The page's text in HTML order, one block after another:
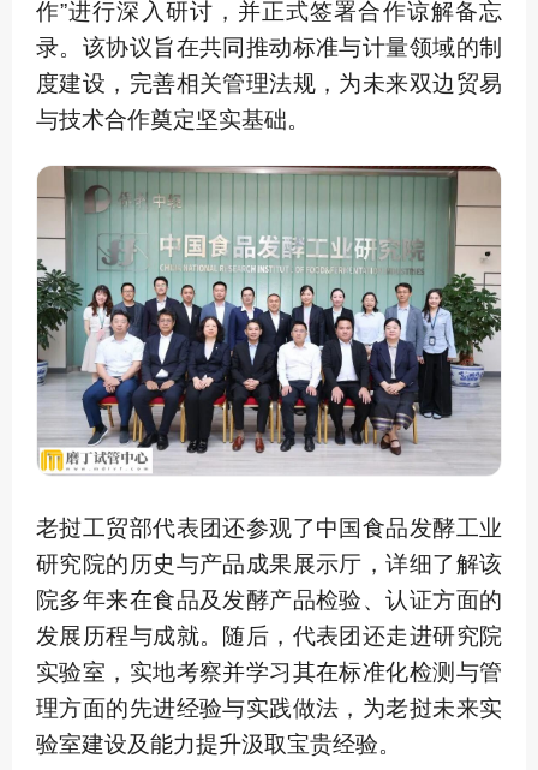
作”进行深入研讨，并正式签署合作谅解备忘
录。该协议旨在共同推动标准与计量领域的制
度建设，完善相关管理法规，为未来双边贸易
与技术合作奠定坚实基础。
老挝工贸部代表团还参观了中国食品发酵工业
研究院的历史与产品成果展示厅，详细了解该
院多年来在食品及发酵产品检验、认证方面的
发展历程与成就。随后，代表团还走进研究院
实验室，实地考察并学习其在标准化检测与管
理方面的先进经验与实践做法，为老挝未来实
验室建设及能力提升汲取宝贵经验。